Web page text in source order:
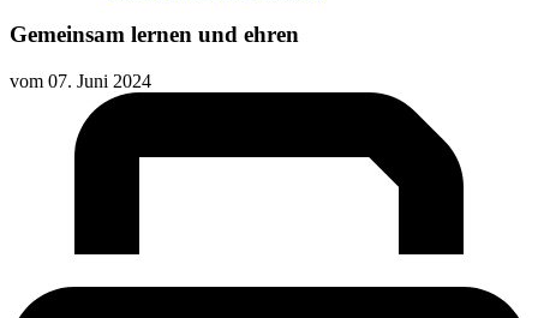
Gemeinsam lernen und ehren
vom 07. Juni 2024